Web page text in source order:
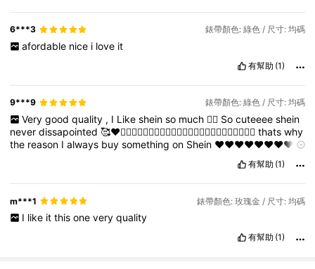
6***3 錶帶顏色: 綠色 / 尺寸: 均碼
afordable nice i love it
有幫助 (1)
9***9 錶帶顏色: 綠色 / 尺寸: 均碼
Very good quality , I Like shein so much ❤️‍🔥 So cuteeee shein
neverdissapointed🥰❤️❤️‍🔥❤️‍🔥❤️‍🔥❤️‍🔥❤️‍🔥❤️‍🔥❤️‍🔥❤️‍🔥❤️‍🔥❤️‍🔥❤️‍🔥❤️‍🔥thatswhy
the reason Ialways buysomethingon Shein ❤️❤️❤️❤️❤️❤️❤️❤️❤️
有幫助 (1)
m***1 錶帶顏色: 玫瑰金 / 尺寸: 均碼
I like it this one very quality
有幫助 (1)